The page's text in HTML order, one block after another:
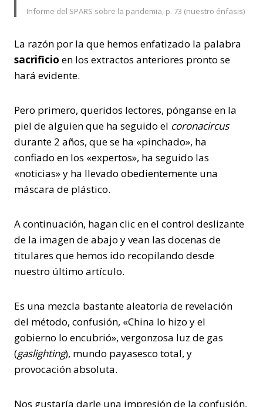
Informe del SPARS sobre la pandemia, p. 73 (nuestro énfasis)
La razón por la que hemos enfatizado la palabra
sacrificio en los extractos anteriores pronto se
hará evidente.
Pero primero, queridos lectores, pónganse en la
piel de alguien que ha seguido el coronacircus
durante 2 años, que se ha «pinchado», ha
confiado en los «expertos», ha seguido las
«noticias» y ha llevado obedientemente una
máscara de plástico.
A continuación, hagan clic en el control deslizante
de la imagen de abajo y vean las docenas de
titulares que hemos ido recopilando desde
nuestro último artículo.
Es una mezcla bastante aleatoria de revelación
del método, confusión, «China lo hizo y el
gobierno lo encubrió», vergonzosa luz de gas
(gaslighting), mundo payasesco total, y
provocación absoluta.
Nos gustaría darle una impresión de la confusión,